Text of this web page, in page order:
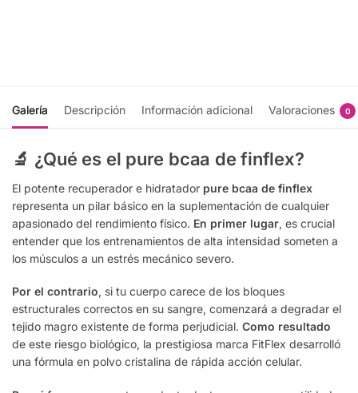
Galería Descripción Información adicional Valoraciones 0
🔬 ¿Qué es el pure bcaa de finflex?
El potente recuperador e hidratador pure bcaa de finflex
representa un pilar básico en la suplementación de cualquier
apasionado del rendimiento físico. En primer lugar, es crucial
entender que los entrenamientos de alta intensidad someten a
los músculos a un estrés mecánico severo.
Por el contrario, si tu cuerpo carece de los bloques
estructurales correctos en su sangre, comenzará a degradar el
tejido magro existente de forma perjudicial. Como resultado
de este riesgo biológico, la prestigiosa marca FitFlex desarrolló
una fórmula en polvo cristalina de rápida acción celular.